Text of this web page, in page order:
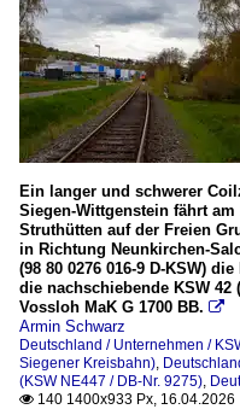
Ein langer und schwerer
Siegen-Wittgenstein fährt
Struthütten auf der Freien
in Richtung Neunkirchen-
(98 80 0276 016-9 D-KSW)
die nachschiebende KSW 42
Vossloh MaK G 1700 BB. 
Armin Schwarz
Deutschland / Unternehmen /
Siegener Kreisbahn)
(KSW NE447 / DB-Nr. 9275)
 140 1400x933 Px, 16.04.2026